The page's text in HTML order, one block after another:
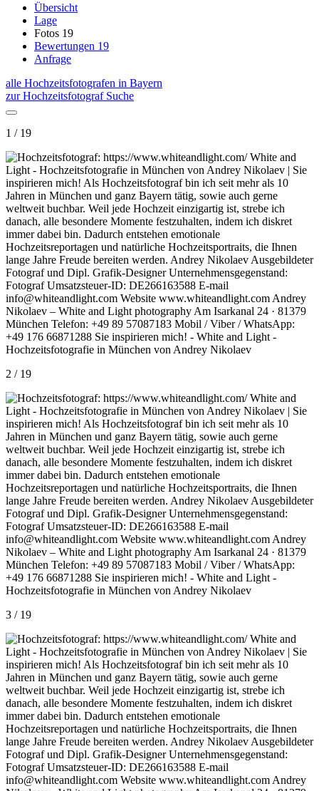
Übersicht
Lage
Fotos 19
Bewertungen 19
Anfrage
alle Hochzeitsfotografen in Bayern
zur Hochzeitsfotograf Suche
1 / 19
2 / 19
3 / 19